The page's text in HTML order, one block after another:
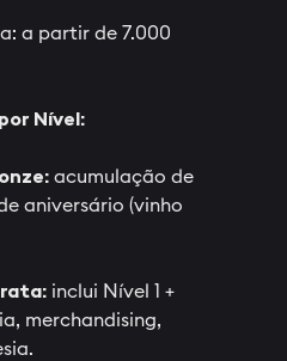
a partir de 7.000
Nível:
acumulação de
aniversário (vinho
inclui Nível 1 +
merchandising,